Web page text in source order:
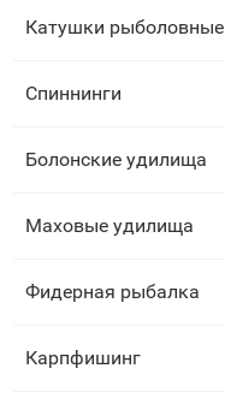
Катушки рыболовные
Спиннинги
Болонские удилища
Маховые удилища
Фидерная рыбалка
Карпфишинг